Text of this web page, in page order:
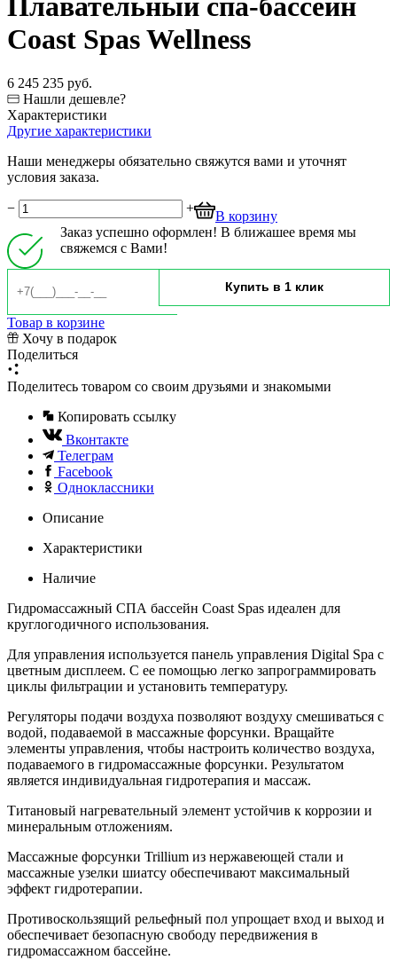
Плавательный спа-бассейн
Coast Spas Wellness
6 245 235 руб.
Нашли дешевле?
Характеристики
Другие характеристики
Наши менеджеры обязательно свяжутся вами и уточнят
условия заказа.
− +
В корзину
Заказ успешно оформлен! В ближашее время мы
свяжемся с Вами!
Товар в корзине
Хочу в подарок
Поделиться
Поделитесь товаром со своим друзьями и знакомыми
Копировать ссылку
Вконтакте
Телеграм
Facebook
Одноклассники
Описание
Характеристики
Наличие
Гидромассажный СПА бассейн Coast Spas идеален для
круглогодичного использования.
Для управления используется панель управления Digital Spa с
цветным дисплеем. С ее помощью легко запрограммировать
циклы фильтрации и установить температуру.
Регуляторы подачи воздуха позволяют воздуху смешиваться с
водой, подаваемой в массажные форсунки. Вращайте
элементы управления, чтобы настроить количество воздуха,
подаваемого в гидромассажные форсунки. Результатом
является индивидуальная гидротерапия и массаж.
Титановый нагревательный элемент устойчив к коррозии и
минеральным отложениям.
Массажные форсунки Trillium из нержавеющей стали и
массажные узелки шиатсу обеспечивают максимальный
эффект гидротерапии.
Противоскользящий рельефный пол упрощает вход и выход и
обеспечивает безопасную свободу передвижения в
гидромассажном бассейне.